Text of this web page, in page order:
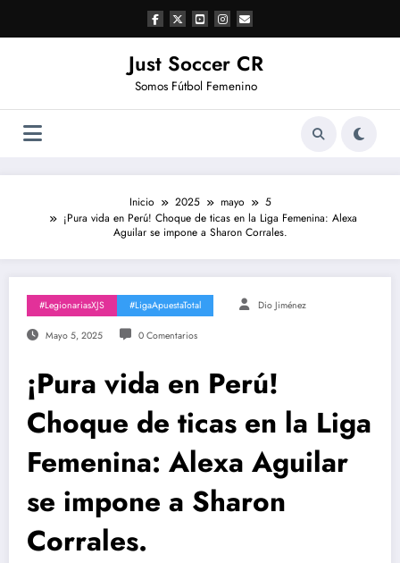
contenido
Just Soccer CR
Somos Fútbol Femenino
Inicio 2025 mayo
5
¡Pura vida en Perú! Choque de ticas en la Liga Femenina: Alexa
Aguilar se impone a Sharon Corrales.
#LegionariasXJS #LigaApuestaTotal Dio Jiménez
Mayo 5, 2025 0 Comentarios
¡Pura vida en Perú!
Choque de ticas en la Liga
Femenina: Alexa Aguilar
se impone a Sharon
Corrales.